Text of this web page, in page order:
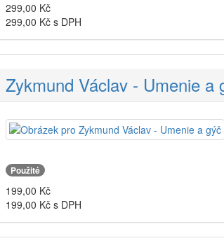
299,00 Kč
299,00 Kč s DPH
Zykmund Václav - Umenie a
Použité
199,00 Kč
199,00 Kč s DPH